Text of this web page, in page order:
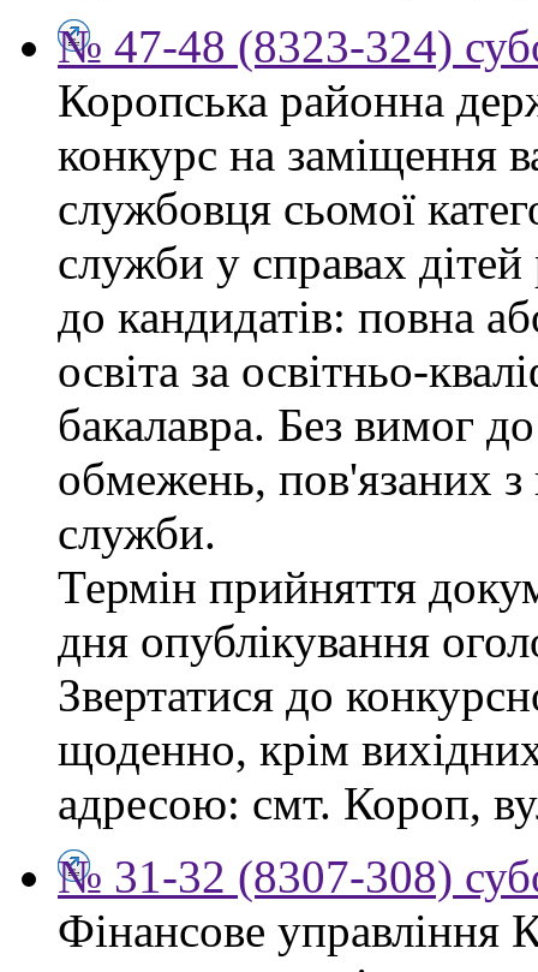
№ 47-48 (8323-324)
Коропська районна
конкурс на заміщення
службовця сьомої
служби у справах
до кандидатів: повна
освіта за освітньо-
бакалавра. Без вимог
обмежень, пов'язаних
служби.
Термін прийняття
дня опублікування
Звертатися до
щоденно, крім
адресою: смт. Короп,
№ 31-32 (8307-308)
Фінансове управління